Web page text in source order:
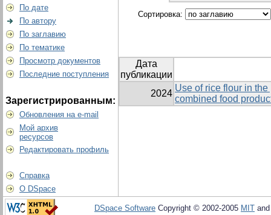
По дате
По автору
По заглавию
По тематике
Просмотр документов
Последние поступления
Зарегистрированным:
Обновления на e-mail
Мой архив
ресурсов
Редактировать профиль
Справка
О DSpace
Сортировка:
Дата
публикации
2024
Use of rice flour in
combined food
DSpace Software Copyright © 2002-2005 MIT